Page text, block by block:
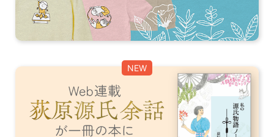
NEW